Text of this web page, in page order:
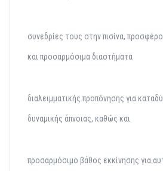
συνεδρίες τους στην πισίνα,
και προσαρμόσιμα διαστήματα
διαλειμματικής προπόνησης για
δυναμικής άπνοιας, καθώς και
προσαρμόσιμο βάθος εκκίνησης για